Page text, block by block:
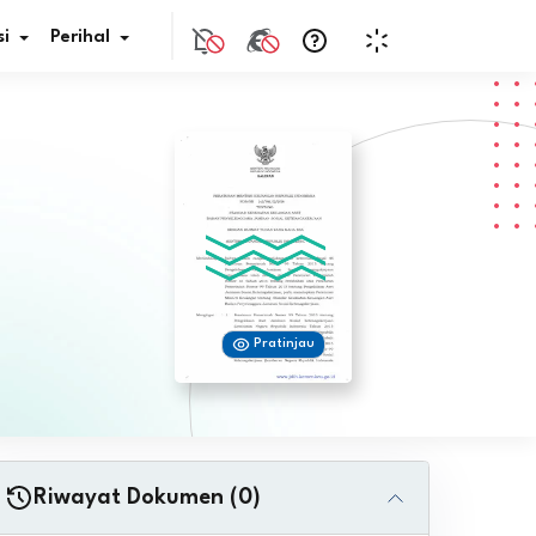
JDIH
Perihal
Pratinjau
Riwayat Dokumen (0)